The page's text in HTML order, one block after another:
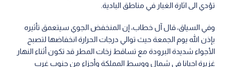
تؤدي الى اثارة الغبار في مناطق البادية.
وفي السياق، قال آل خطاب، إن المنخفض الجوي سيتعمق تأثيره
بإذن الله يوم الجمعة حيث توالي درجات الحرارة انخفاضها لتصبح
الأجواء شديدة البرودة مع تساقط زخات المطر قد تكون أثناء النهار
غزيرة احيانا في شمال ووسط المملكة وأجزاء من جنوب غرب